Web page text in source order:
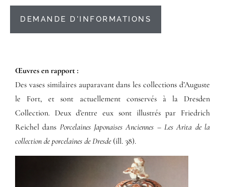
DEMANDE D'INFORMATIONS
Œuvres en rapport :​
Des vases similaires auparavant dans les collections d’Auguste
le Fort, et sont actuellement conservés à la Dresden
Collection. Deux d’entre eux sont illustrés par Friedrich
Reichel dans Porcelaines Japonaises Anciennes – Les Arita de la
collection de porcelaines de Dresde(ill. 38).